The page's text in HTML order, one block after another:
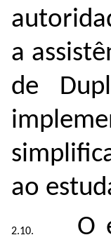
a
de
ao
O